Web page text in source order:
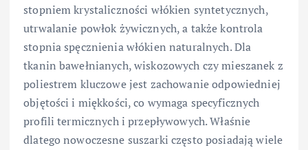
stopniem krystaliczności włókien syntetycznych,
utrwalanie powłok żywicznych, a także kontrola
stopnia spęcznienia włókien naturalnych. Dla
tkanin bawełnianych, wiskozowych czy mieszanek z
poliestrem kluczowe jest zachowanie odpowiedniej
objętości i miękkości, co wymaga specyficznych
profili termicznych i przepływowych. Właśnie
dlatego nowoczesne suszarki często posiadają wiele